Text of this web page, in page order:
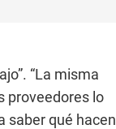
“La misma
proveedores lo
saber qué hacen